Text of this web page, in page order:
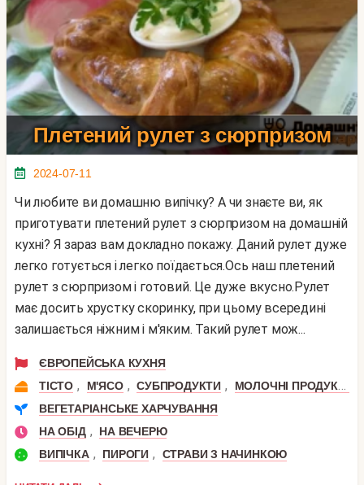
Плетений рулет з сюрпризом
2024-07-11
Чи любите ви домашню випічку? А чи знаєте ви, як
приготувати плетений рулет з сюрпризом на домашній
кухні? Я зараз вам докладно покажу. Даний рулет дуже
легко готується і легко поїдається.Ось наш плетений
рулет з сюрпризом і готовий. Це дуже вкусно.Рулет
має досить хрустку скоринку, при цьому всередині
залишається ніжним і м'яким. Такий рулет мож...
ЄВРОПЕЙСЬКА КУХНЯ
ТІСТО , М'ЯСО , СУБПРОДУКТИ , МОЛОЧНІ ПРОДУКТИ
ВЕГЕТАРІАНСЬКЕ ХАРЧУВАННЯ
НА ОБІД ,
НА ВЕЧЕРЮ
ВИПІЧКА , ПИРОГИ , СТРАВИ З НАЧИНКОЮ